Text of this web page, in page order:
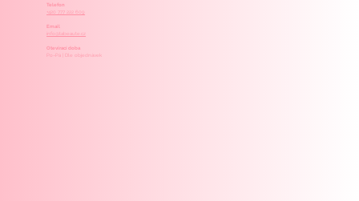
Telefon
+420 777 222 609
Email
info@tabeaute.cz
Otevírací doba
Po–Pá | Dle objednávek